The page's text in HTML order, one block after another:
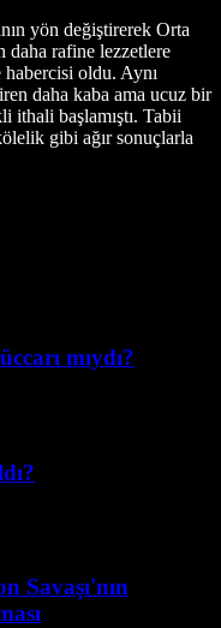
yön değiştirerek Orta
daha rafine lezzetlere
oldu. Aynı
daha kaba ama ucuz bir
ithali başlamıştı. Tabii
gibi ağır sonuçlarla
mıydı?
Savaşı'nın